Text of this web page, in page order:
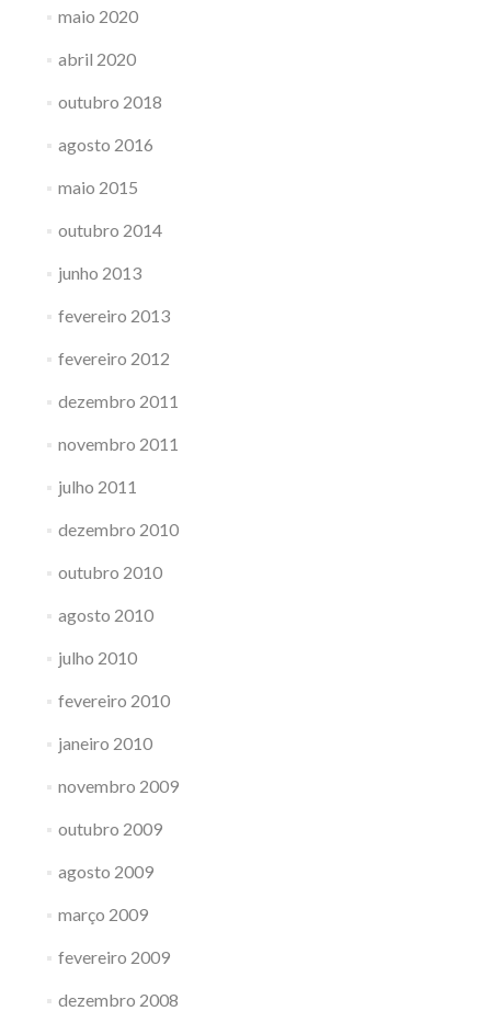
maio 2020
abril 2020
outubro 2018
agosto 2016
maio 2015
outubro 2014
junho 2013
fevereiro 2013
fevereiro 2012
dezembro 2011
novembro 2011
julho 2011
dezembro 2010
outubro 2010
agosto 2010
julho 2010
fevereiro 2010
janeiro 2010
novembro 2009
outubro 2009
agosto 2009
março 2009
fevereiro 2009
dezembro 2008